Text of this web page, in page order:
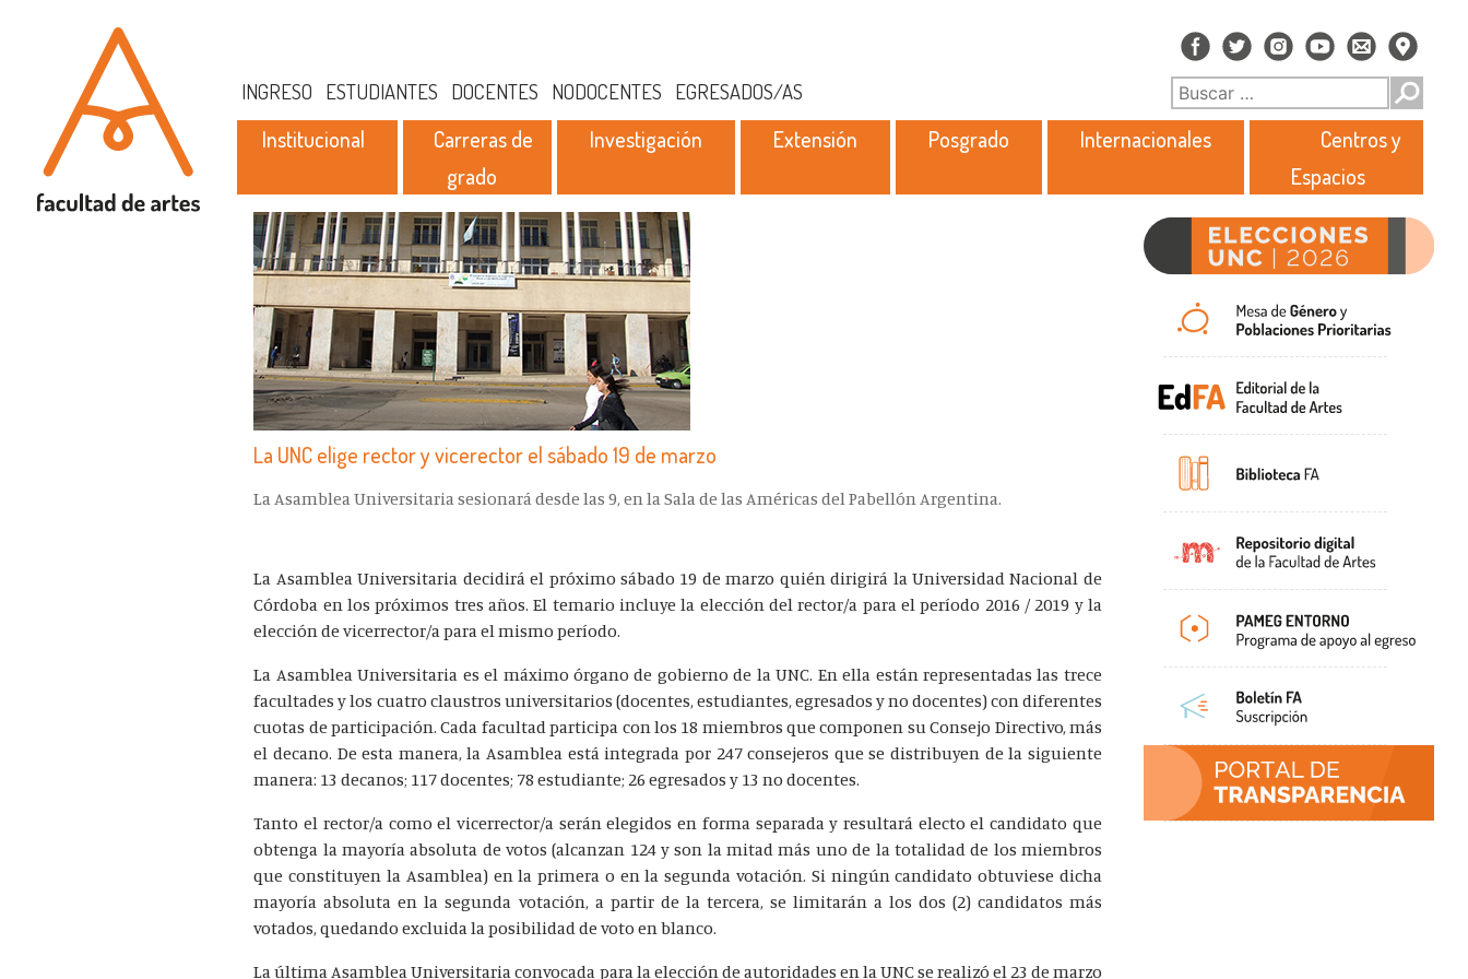
INGRESO ESTUDIANTES DOCENTES NODOCENTES EGRESADOS/AS
Institucional
Carreras de
grado
Investigación Extensión Posgrado Internacionales
Centros y
Espacios
La UNC elige rector y vicerector el sábado 19 de marzo
La Asamblea Universitaria sesionará desde las 9, en la Sala de las Américas del Pabellón Argentina.
La Asamblea Universitaria decidirá el próximo sábado 19 de marzo quién dirigirá la Universidad Nacional de
Córdoba en los próximos tres años. El temario incluye la elección del rector/a para el período 2016 / 2019 y la
elección de vicerrector/a para el mismo período.
La Asamblea Universitaria es el máximo órgano de gobierno de la UNC. En ella están representadas las trece
facultades y los cuatro claustros universitarios (docentes, estudiantes, egresados y no docentes) con diferentes
cuotas de participación. Cada facultad participa con los 18 miembros que componen su Consejo Directivo, más
el decano. De esta manera, la Asamblea está integrada por 247 consejeros que se distribuyen de la siguiente
manera: 13 decanos; 117 docentes; 78 estudiante; 26 egresados y 13 no docentes.
Tanto el rector/a como el vicerrector/a serán elegidos en forma separada y resultará electo el candidato que
obtenga la mayoría absoluta de votos (alcanzan 124 y son la mitad más uno de la totalidad de los miembros
que constituyen la Asamblea) en la primera o en la segunda votación. Si ningún candidato obtuviese dicha
mayoría absoluta en la segunda votación, a partir de la tercera, se limitarán a los dos (2) candidatos más
votados, quedando excluida la posibilidad de voto en blanco.
La última Asamblea Universitaria convocada para la elección de autoridades en la UNC se realizó el 23 de marzo